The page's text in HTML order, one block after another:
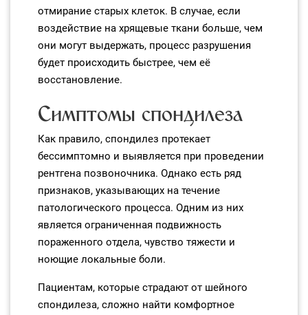
отмирание старых клеток. В случае, если
воздействие на хрящевые ткани больше, чем
они могут выдержать, процесс разрушения
будет происходить быстрее, чем её
восстановление.
Симптомы спондилеза
Как правило, спондилез протекает
бессимптомно и выявляется при проведении
рентгена позвоночника. Однако есть ряд
признаков, указывающих на течение
патологического процесса. Одним из них
является ограниченная подвижность
пораженного отдела, чувство тяжести и
ноющие локальные боли.
Пациентам, которые страдают от шейного
спондилеза, сложно найти комфортное